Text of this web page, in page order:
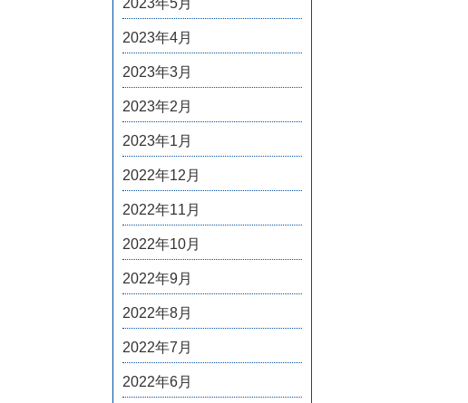
2023年5月
2023年4月
2023年3月
2023年2月
2023年1月
2022年12月
2022年11月
2022年10月
2022年9月
2022年8月
2022年7月
2022年6月